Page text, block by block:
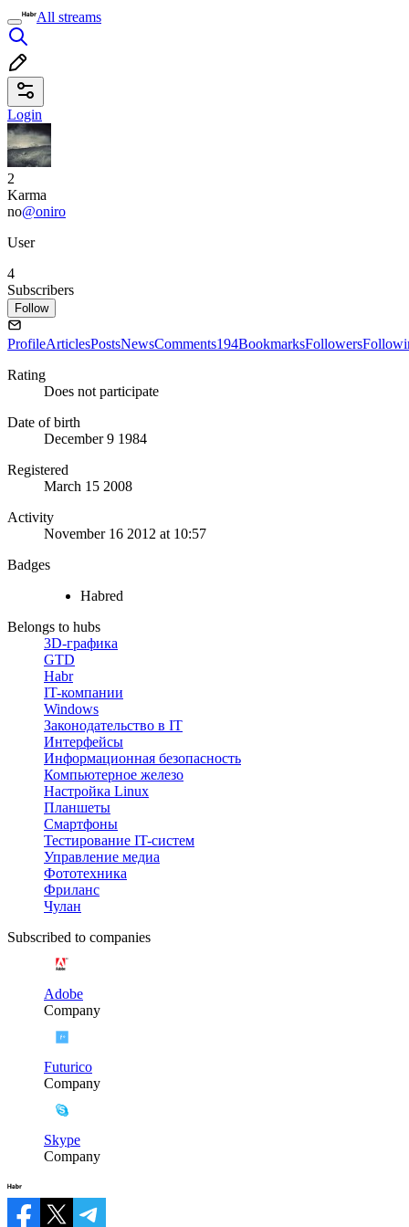
All streams
Login
2
Karma
no@oniro
User
4
Subscribers
Follow
ProfileArticlesPostsNewsComments194BookmarksFollowers
Rating
Does not participate
Date of birth
December 9 1984
Registered
March 15 2008
Activity
November 16 2012 at 10:57
Badges
Habred
Belongs to hubs
3D-графика
GTD
Habr
IT-компании
Windows
Законодательство в IT
Интерфейсы
Информационная безопасность
Компьютерное железо
Настройка Linux
Планшеты
Смартфоны
Тестирование IT-систем
Управление медиа
Фототехника
Фриланс
Чулан
Subscribed to companies
Adobe
Company
Futurico
Company
Skype
Company